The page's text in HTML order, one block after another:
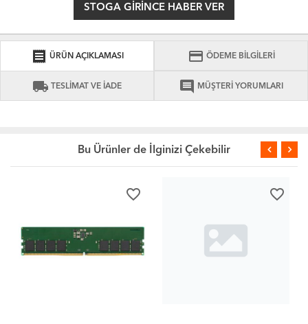
STOGA GIRINCE HABER VER
receipt ÜRÜN AÇIKLAMASI credit_card ÖDEME BİLGİLERİ
local_shipping TESLİMAT VE İADE comment MÜŞTERİ YORUMLARI
Bu Ürünler de İlginizi Çekebilir
favorite_border favorite_border